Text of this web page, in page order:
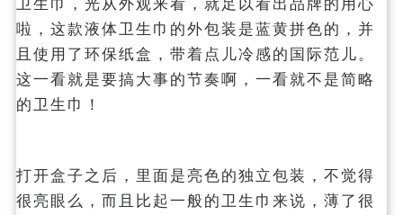
啦，这款液体卫生巾的外包装是蓝黄拼色的，并
且使用了环保纸盒，带着点儿冷感的国际范儿。
这一看就是要搞大事的节奏啊，一看就不是简略
的卫生巾！
打开盒子之后，里面是亮色的独立包装，不觉得
很亮眼么，而且比起一般的卫生巾来说，薄了很